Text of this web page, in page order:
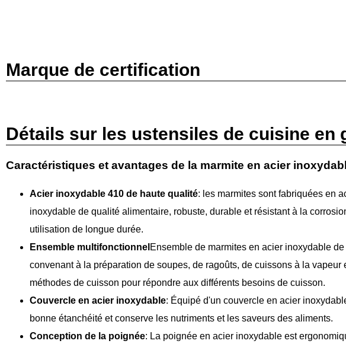
Marque de certification
Détails sur les ustensiles de cuisine en
Caractéristiques et avantages de la marmite en acier
Acier inoxydable 410 de haute qualité: les marmites sont fabriquées en
inoxydable de qualité alimentaire, robuste, durable et résistant à la
utilisation de longue durée.
Ensemble multifonctionnel Ensemble de marmites en acier inoxydable
convenant à la préparation de soupes, de ragoûts, de cuissons à la vapeur
méthodes de cuisson pour répondre aux différents besoins de cuisson.
Couvercle en acier inoxydable: Équipé d'un couvercle en acier
bonne étanchéité et conserve les nutriments et les saveurs des aliments.
Conception de la poignée: La poignée en acier inoxydable est